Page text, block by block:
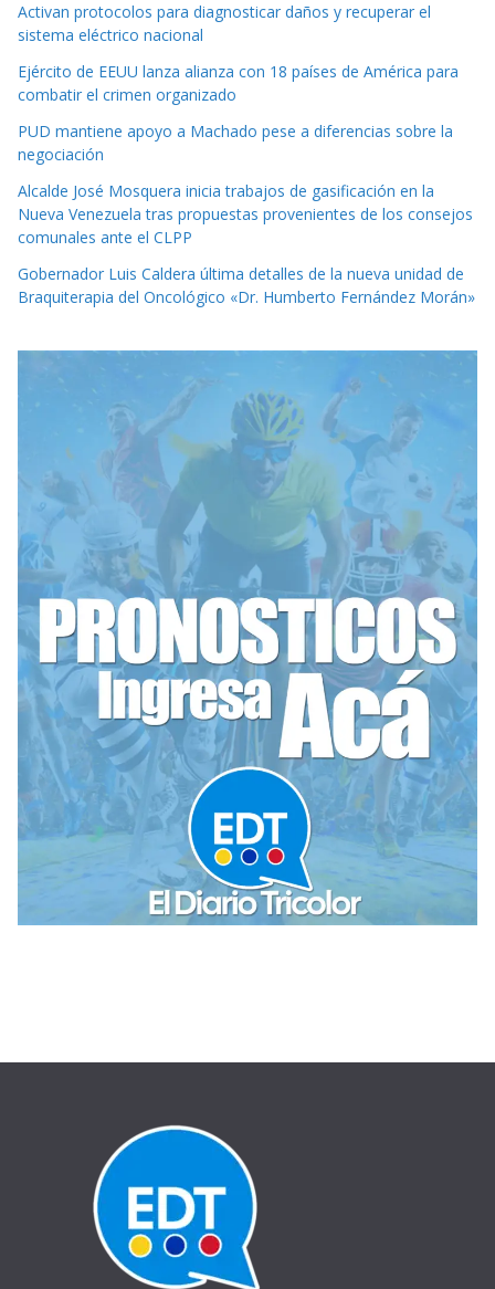
Activan protocolos para diagnosticar daños y recuperar el
sistema eléctrico nacional
Ejército de EEUU lanza alianza con 18 países de América para
combatir el crimen organizado
PUD mantiene apoyo a Machado pese a diferencias sobre la
negociación
Alcalde José Mosquera inicia trabajos de gasificación en la
Nueva Venezuela tras propuestas provenientes de los consejos
comunales ante el CLPP
Gobernador Luis Caldera última detalles de la nueva unidad de
Braquiterapia del Oncológico «Dr. Humberto Fernández Morán»